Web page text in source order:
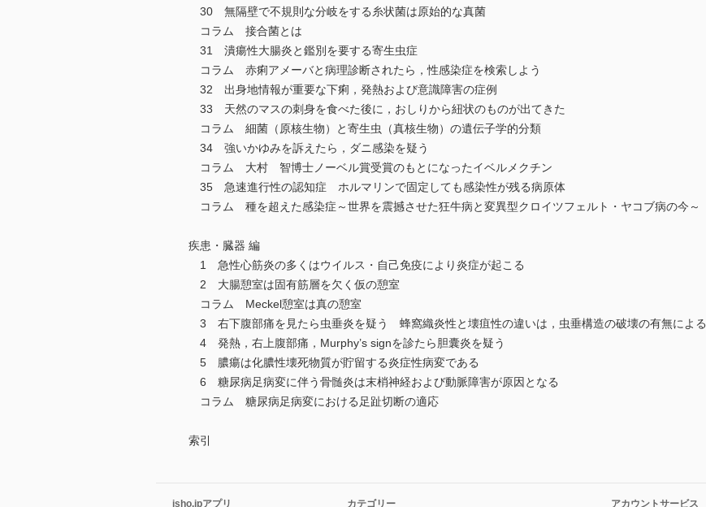
30 無隔壁で不規則な分岐をする糸状菌は原始的な真菌
コラム 接合菌とは
31 潰瘍性大腸炎と鑑別を要する寄生虫症
コラム 赤痢アメーバと病理診断されたら，性感染症を検索しよう
32 出身地情報が重要な下痢，発熱および意識障害の症例
33 天然のマスの刺身を食べた後に，おしりから紐状のものが出てきた
コラム 細菌（原核生物）と寄生虫（真核生物）の遺伝子学的分類
34 強いかゆみを訴えたら，ダニ感染を疑う
コラム 大村 智博士ノーベル賞受賞のもとになったイベルメクチン
35 急速進行性の認知症 ホルマリンで固定しても感染性が残る病原体
コラム 種を超えた感染症～世界を震撼させた狂牛病と変異型クロイツフェルト・ヤコブ病の今～
疾患・臓器 編
1 急性心筋炎の多くはウイルス・自己免疫により炎症が起こる
2 大腸憩室は固有筋層を欠く仮の憩室
コラム Meckel憩室は真の憩室
3 右下腹部痛を見たら虫垂炎を疑う 蜂窩織炎性と壊疽性の違いは，虫垂構造の破壊の有無による
4 発熱，右上腹部痛，Murphy’s signを診たら胆囊炎を疑う
5 膿瘍は化膿性壊死物質が貯留する炎症性病変である
6 糖尿病足病変に伴う骨髄炎は末梢神経および動脈障害が原因となる
コラム 糖尿病足病変における足趾切断の適応
索引
isho.jpアプリ カテゴリー アカウントサービス